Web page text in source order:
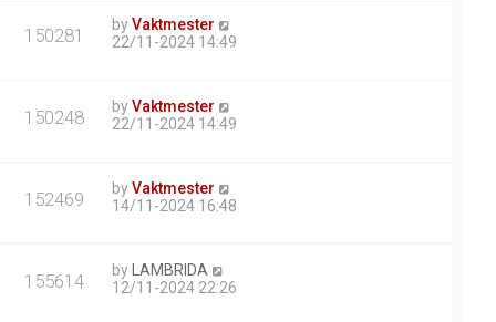
150281 byVaktmester
22/11-2024 14:49
150248 byVaktmester
22/11-2024 14:49
152469 byVaktmester
14/11-2024 16:48
155614 by
LAMBRIDA
12/11-2024 22:26